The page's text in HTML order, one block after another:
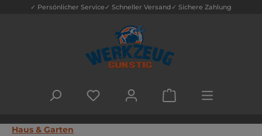
Zum Hauptinhalt springen
✓ Persönlicher Service ✓ Schneller Versand ✓ Sichere Zahlung
DU HAST 0 PRODUKTE AUF DEM
WARENKORB
Haus & Garten